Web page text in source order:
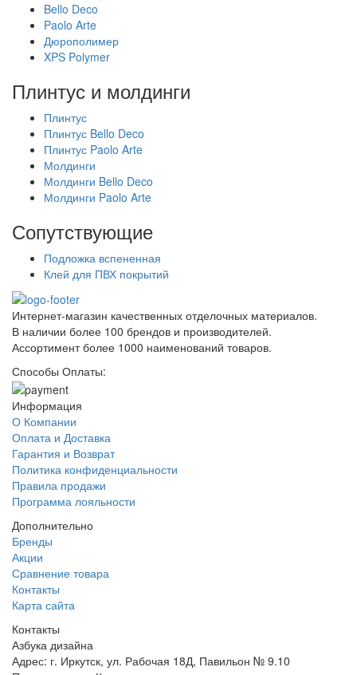
Bello Deco
Paolo Arte
Дюрополимер
XPS Polymer
Плинтус и молдинги
Плинтус
Плинтус Bello Deco
Плинтус Paolo Arte
Молдинги
Молдинги Bello Deco
Молдинги Paolo Arte
Сопутствующие
Подложка вспененная
Клей для ПВХ покрытий
Интернет-магазин качественных отделочных материалов.
В наличии более 100 брендов и производителей.
Ассортимент более 1000 наименований товаров.
Способы Оплаты:
Информация
О Компании
Оплата и Доставка
Гарантия и Возврат
Политика конфиденциальности
Правила продажи
Программа лояльности
Дополнительно
Бренды
Акции
Сравнение товара
Контакты
Карта сайта
Контакты
Азбука дизайна
Адрес: г. Иркутск, ул. Рабочая 18Д, Павильон № 9.10